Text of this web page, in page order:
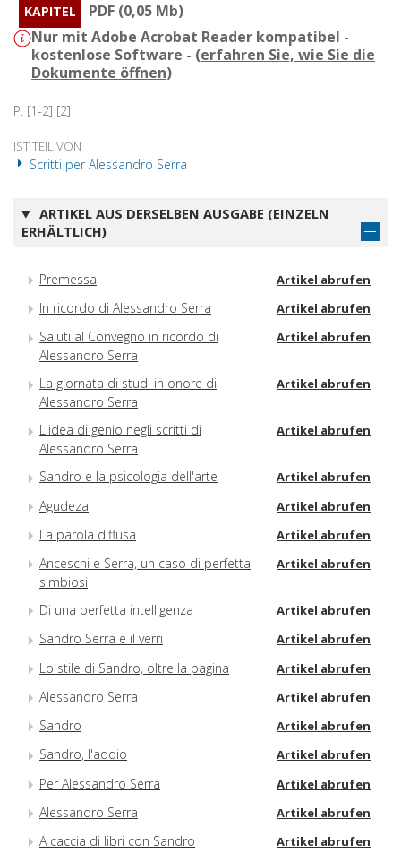
KAPITEL
PDF (0,05 Mb)
Nur mit Adobe Acrobat Reader kompatibel -
kostenlose Software - (erfahren Sie, wie Sie die
Dokumente öffnen)
P. [1-2] [2]
IST TEIL VON
Scritti per Alessandro Serra
ARTIKEL AUS DERSELBEN AUSGABE (EINZELN
ERHÄLTLICH)
Premessa Artikel abrufen
In ricordo di Alessandro Serra Artikel abrufen
Saluti al Convegno in ricordo di
Alessandro Serra
Artikel abrufen
La giornata di studi in onore di
Alessandro Serra
Artikel abrufen
L'idea di genio negli scritti di
Alessandro Serra
Artikel abrufen
Sandro e la psicologia dell'arte Artikel abrufen
Agudeza Artikel abrufen
La parola diffusa Artikel abrufen
Anceschi e Serra, un caso di perfetta
simbiosi
Artikel abrufen
Di una perfetta intelligenza Artikel abrufen
Sandro Serra e il verri Artikel abrufen
Lo stile di Sandro, oltre la pagina Artikel abrufen
Alessandro Serra Artikel abrufen
Sandro Artikel abrufen
Sandro, l'addio Artikel abrufen
Per Alessandro Serra Artikel abrufen
Alessandro Serra Artikel abrufen
A caccia di libri con Sandro Artikel abrufen